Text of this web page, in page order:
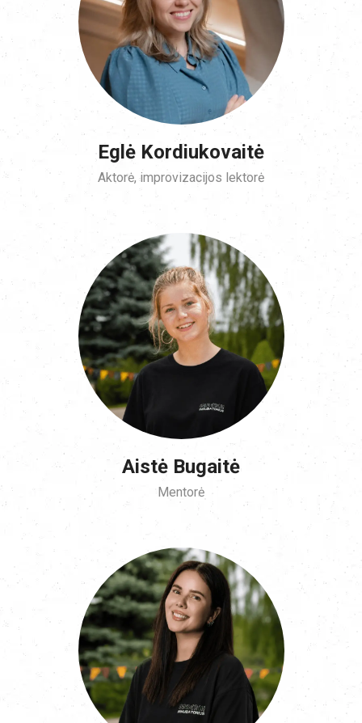
Eglė Kordiukovaitė
Aktorė, improvizacijos lektorė
Aistė Bugaitė
Mentorė